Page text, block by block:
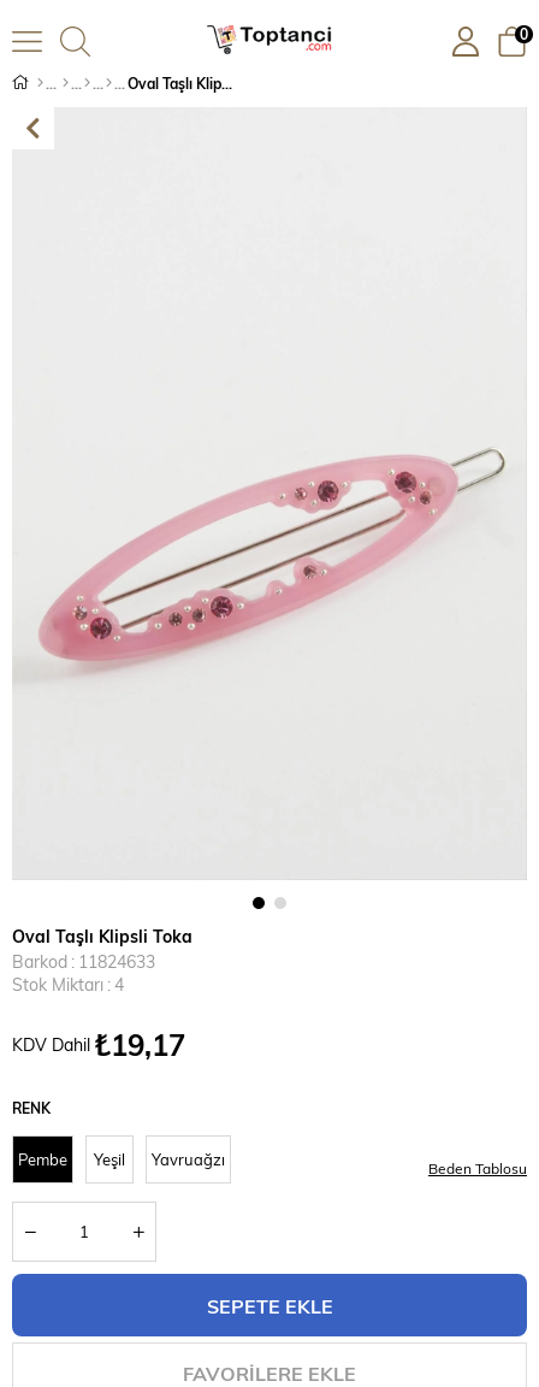
0
Oval Taşlı Klipsli Toka
Oval Taşlı Klipsli Toka
Barkod : 11824633
Stok Miktarı :4
KDV Dahil ₺19,17
RENK
Pembe Yeşil Yavruağzı Beden Tablosu
FAVORILERE EKLE